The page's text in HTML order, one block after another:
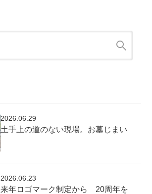
2026.06.29
土手上の道のない現場。お墓じまい
2026.06.23
来年ロゴマーク制定から 20周年を